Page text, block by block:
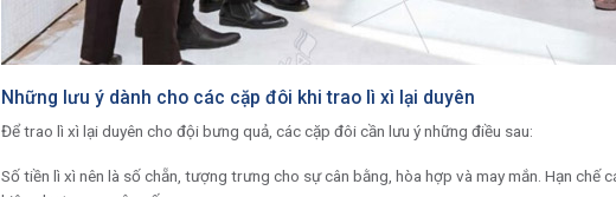
Những lưu ý dành cho các cặp đôi khi trao lì xì lại duyên
Để trao lì xì lại duyên cho đội bưng quả, các cặp đôi cần lưu ý những điều sau:
Số tiền lì xì nên là số chẵn, tượng trưng cho sự cân bằng, hòa hợp và may mắn. Hạn chế